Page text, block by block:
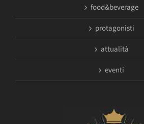
food&beverage
protagonisti
attualità
eventi